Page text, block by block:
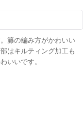
籐の編み方がかわいい
はキルティング加工も
いいです。